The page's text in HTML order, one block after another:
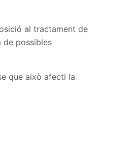
al tractament de
de possibles
que això afecti la